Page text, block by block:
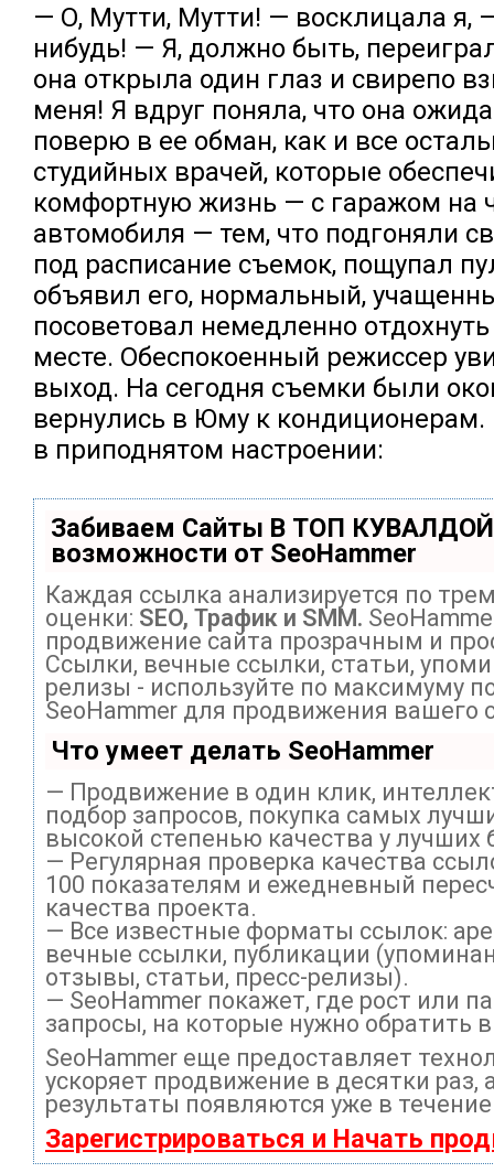
— О, Мутти, Мутти! — восклицала я,
нибудь! — Я, должно быть,
она открыла один глаз и свирепо
меня! Я вдруг поняла, что она
поверю в ее обман, как и все
студийных врачей, которые
комфортную жизнь — с гаражом на
автомобиля — тем, что подгоняли
под расписание съемок, пощупал
объявил его, нормальный,
посоветовал немедленно
месте. Обеспокоенный режиссер
выход. На сегодня съемки были
вернулись в Юму к
в приподнятом настроении:
Забиваем Сайты В ТОП
возможности от SeoHammer
Каждая ссылка анализируется по
оценки: SEO, Трафик и SMM.
продвижение сайта прозрачным и
Ссылки, вечные ссылки, статьи,
релизы - используйте по максимуму
SeoHammer для продвижения вашего
Что умеет делать SeoHammer
— Продвижение в один клик,
подбор запросов, покупка самых
высокой степенью качества у лучших
— Регулярная проверка качества
100 показателям и ежедневный
качества проекта.
— Все известные форматы ссылок:
вечные ссылки, публикации
отзывы, статьи, пресс-релизы).
— SeoHammer покажет, где рост или
запросы, на которые нужно обратить
SeoHammer еще предоставляет
ускоряет продвижение в десятки раз,
результаты появляются уже в
Зарегистрироваться и Начать